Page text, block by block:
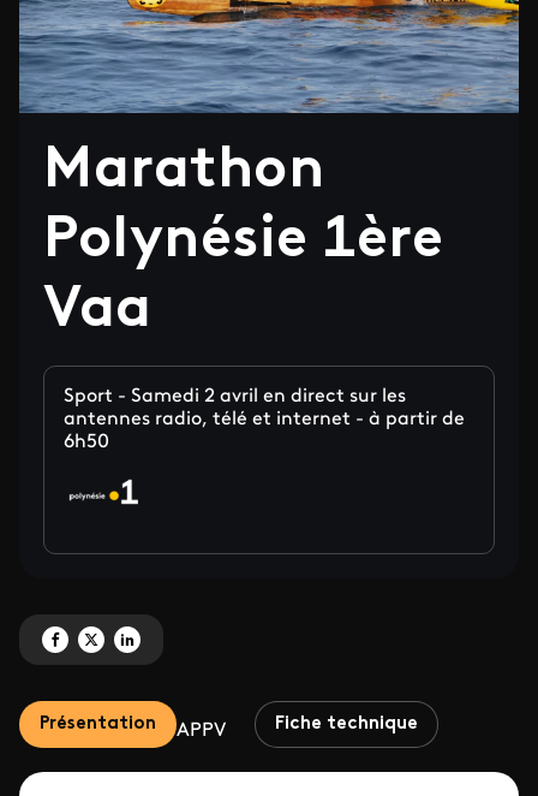
Marathon
Polynésie 1ère
Vaa
Sport - Samedi 2 avril en direct sur les
antennes radio, télé et internet - à partir de
6h50
Partagez 'Marathon Polynésie 1ère Vaa' sur Facebook
Partagez 'Marathon Polynésie 1ère Vaa' sur X
Partagez 'Marathon Polynésie 1ère Vaa' sur LinkedIn
Présentation APPV Fiche technique